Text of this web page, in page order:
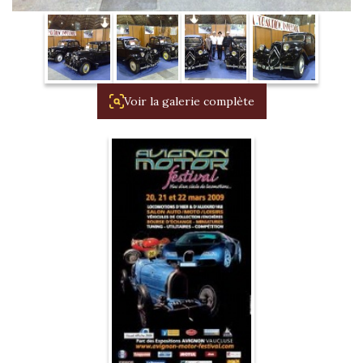
Notre local
La Boutique
Les pièces
L’assurance
Liens
La Revue
Les salons
La traction
membres
Bibliographie
Présentation 7
Présentation 11
Présentation 15 six
Evolution 7 et 11 -
Voir la galerie complète